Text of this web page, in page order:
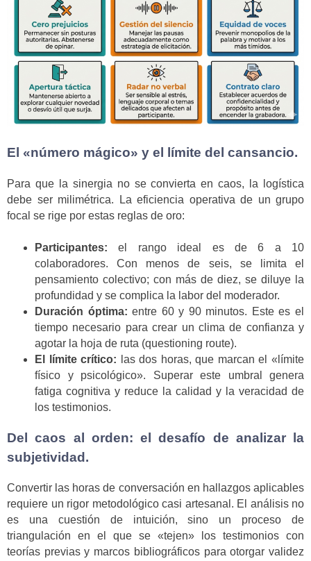
El «número mágico» y el límite del cansancio.
Para que la sinergia no se convierta en caos, la logística
debe ser milimétrica. La eficiencia operativa de un grupo
focal se rige por estas reglas de oro:
Participantes: el rango ideal es de 6 a 10
colaboradores. Con menos de seis, se limita el
pensamiento colectivo; con más de diez, se diluye la
profundidad y se complica la labor del moderador.
Duración óptima: entre 60 y 90 minutos. Este es el
tiempo necesario para crear un clima de confianza y
agotar la hoja de ruta (questioning route).
El límite crítico: las dos horas, que marcan el «límite
físico y psicológico». Superar este umbral genera
fatiga cognitiva y reduce la calidad y la veracidad de
los testimonios.
Del caos al orden: el desafío de analizar la
subjetividad.
Convertir las horas de conversación en hallazgos aplicables
requiere un rigor metodológico casi artesanal. El análisis no
es una cuestión de intuición, sino un proceso de
triangulación en el que se «tejen» los testimonios con
teorías previas y marcos bibliográficos para otorgar validez